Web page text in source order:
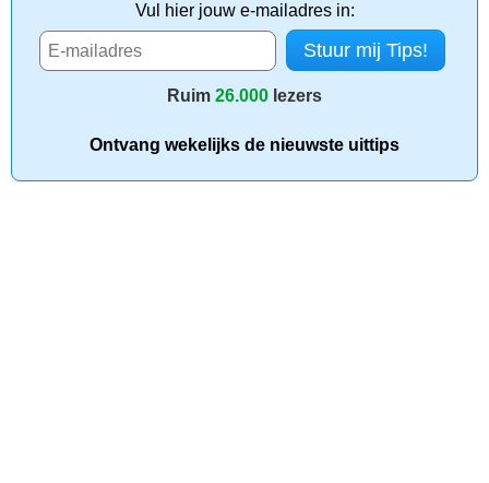
Vul hier jouw e-mailadres in:
Ruim 26.000 lezers
Ontvang wekelijks de nieuwste uittips